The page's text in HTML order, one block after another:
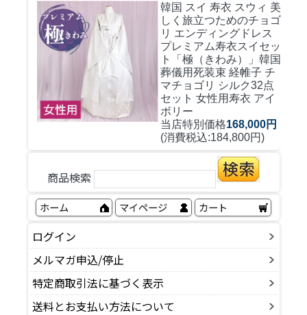
韓国 スイ 寿衣 スウィ 美
しく旅立つためのチョゴ
リ エンディングドレス
プレミアム寿衣スイセッ
ト「極（きわみ）」韓国
葬儀用死装束 経帷子 チ
マチョゴリ シルク32点
セット 女性用寿衣 アイ
ボリー
当店特別価格168,000円
(消費税込:184,800円)
商品検索
ホーム マイページ カート
ログイン
メルマガ申込/停止
特定商取引法に基づく表示
送料とお支払い方法について